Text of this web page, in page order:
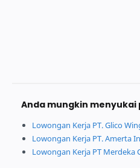
Anda mungkin menyukai
Lowongan Kerja PT. Glico
Lowongan Kerja PT. Amerta
Lowongan Kerja PT Merdeka